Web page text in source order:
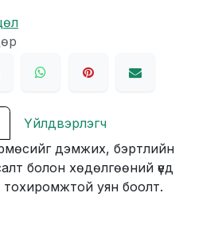
Үйлдвэрлэгч
дэмжих, бэртлийн
болон хөдөлгөөний үед
тохиромжтой уян боолт.